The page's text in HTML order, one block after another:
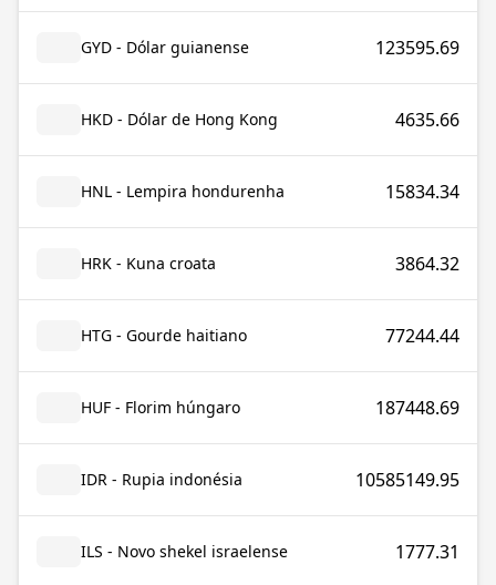
GYD - Dólar guianense 123595.69
HKD - Dólar de Hong Kong 4635.66
HNL - Lempira hondurenha 15834.34
HRK - Kuna croata 3864.32
HTG - Gourde haitiano 77244.44
HUF - Florim húngaro 187448.69
IDR - Rupia indonésia 10585149.95
ILS - Novo shekel israelense 1777.31